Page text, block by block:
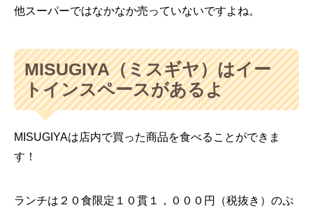
他スーパーではなかなか売っていないですよね。
MISUGIYA（ミスギヤ）はイー
トインスペースがあるよ
MISUGIYAは店内で買った商品を食べることができま
す！
ランチは２０食限定１０貫１，０００円（税抜き）のぷ